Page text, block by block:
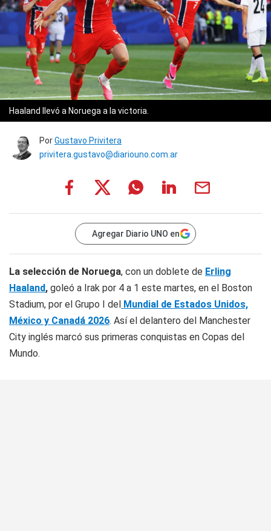
Haaland llevó a Noruega a la victoria.
PorGustavo Privitera
privitera.gustavo@diariouno.com.ar
Agregar Diario UNO en
La selección de Noruega, con un doblete de Erling
Haaland, goleó a Irak por 4 a 1 este martes, en el Boston
Stadium, por el Grupo I del Mundial de Estados Unidos,
México y Canadá 2026. Así el delantero del Manchester
City inglés marcó sus primeras conquistas en Copas del
Mundo.